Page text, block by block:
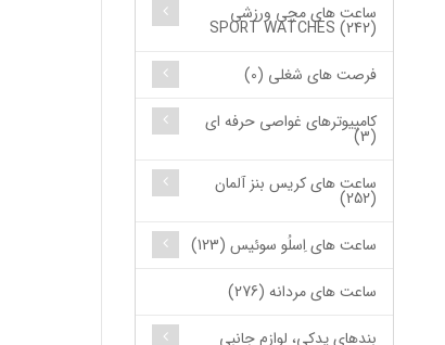
ساعت های مچی ورزشی
SPORT WATCHES (242)
فرصت های شغلی (0)
کامپیوترهای غواصی حرفه ای
(3)
ساعت های کریس بنز آلمان
(252)
ساعت های اِسلُو سوئیس (123)
ساعت های مردانه (276)
بندهای یدکی، لوازم جانبی